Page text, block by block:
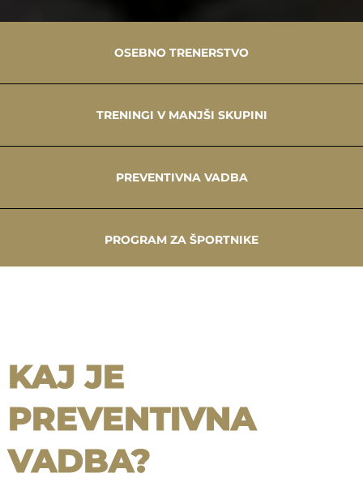
OSEBNO TRENERSTVO
TRENINGI V MANJŠI SKUPINI
PREVENTIVNA VADBA
PROGRAM ZA ŠPORTNIKE
KAJ JE
PREVENTIVNA
VADBA?